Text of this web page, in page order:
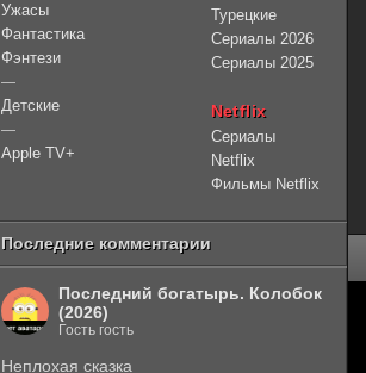
Ужасы
Фантастика
Фэнтези
—
Детские
—
Apple TV+
Турецкие
Сериалы 2026
Сериалы 2025
Netflix
Сериалы
Netflix
Фильмы Netflix
Последние комментарии
Последний богатырь. Колобок
(2026)
Гость гость
Неплохая сказка